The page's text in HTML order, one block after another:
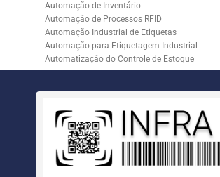
Automação de Inventário
Automação de Processos RFID
Automação Industrial de Etiquetas
Automação para Etiquetagem Industrial
Automatização do Controle de Estoque
Controle de Estoque com RFID
Empresa de Automação para Processos
Empresa de Rastreabilidade Industrial
Empresa de Soluções para Etiquetagem
Empresa Especializada em Inventário de
Etiqueta RFID para Controle de Estoque